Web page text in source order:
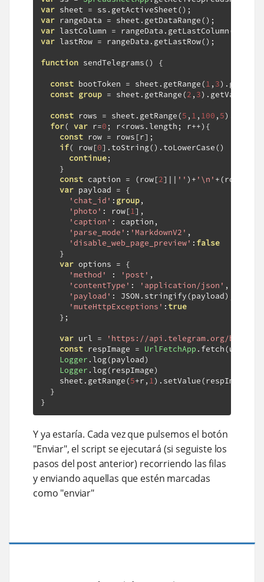
var sheet = ss . getActiveSheet();
var rangeData = sheet . getDataRange();
var lastColumn = rangeData . getLastColumn();
var lastRow = rangeData . getLastRow();
function sendTelegrams() {
const bootToken = sheet . getRange(1 , 3).
const group = sheet . getRange(2 , 3). getValue
const rows = sheet . getRange(5 , 1 , 100 , 5).
for( var r=0 ; r<rows . length ; r++){
const row = rows [r];
if( row[0]. toString(). toLowerCase()
continue;
}
const caption = ( row[2]|| '' )+ '\n' +( row
var payload = {
'chat_id' : group,
'photo' : row[1],
'caption' : caption ,
'parse_mode' : 'MarkdownV2' ,
'disable_web_page_preview' : false
}
var options = {
'method'
: 'post' ,
'contentType' : 'application/json' ,
'payload' : JSON . stringify(payload),
'muteHttpExceptions' : true
};
var url = 'https://api.telegram.org/bot'
const respImage = UrlFetchApp . fetch(url
Logger . log(payload)
Logger . log( respImage)
    sheet
. getRange(5+r , 1). setValue( respImage
}
}
Y ya estaría. Cada vez que pulsemos el botón
"Enviar", el script se ejecutará (si seguiste los
pasos del post anterior) recorriendo las filas
y enviando aquellas que estén marcadas
como "enviar"